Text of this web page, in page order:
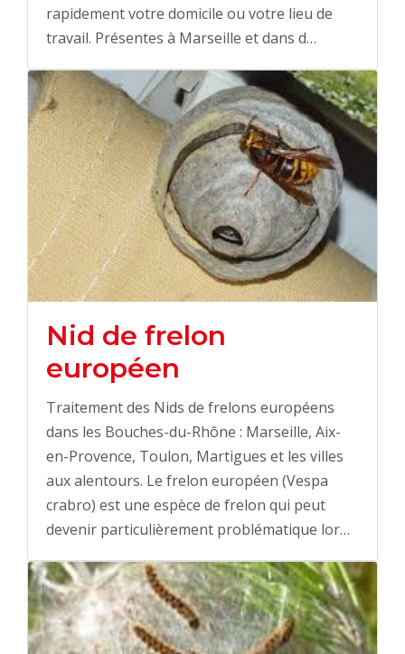
rapidement votre domicile ou votre lieu de
travail. Présentes à Marseille et dans d…
Nid de frelon
européen
Traitement des Nids de frelons européens
dans les Bouches-du-Rhône : Marseille, Aix-
en-Provence, Toulon, Martigues et les villes
aux alentours. Le frelon européen (Vespa
crabro) est une espèce de frelon qui peut
devenir particulièrement problématique lor…